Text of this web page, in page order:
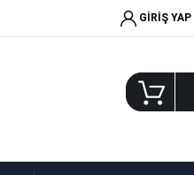
GİRİŞ YAP